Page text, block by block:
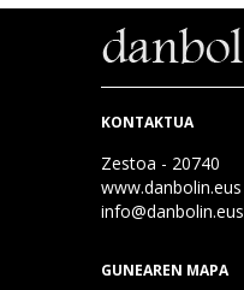
KONTAKTUA
Zestoa - 20740
www.danbolin.eus
info@danbolin.eus
GUNEAREN MAPA